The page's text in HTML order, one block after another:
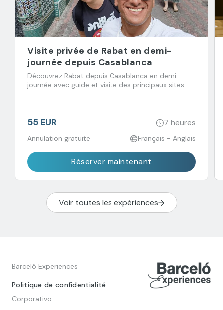
Visite privée de Rabat en demi-
journée depuis Casablanca
Découvrez Rabat depuis Casablanca en demi-
journée avec guide et visite des principaux sites.
55 EUR 7 heures
Annulation gratuite Français - Anglais
Réserver maintenant
Voir toutes les expériences
Barceló Experiences
Politique de confidentialité
Corporativo